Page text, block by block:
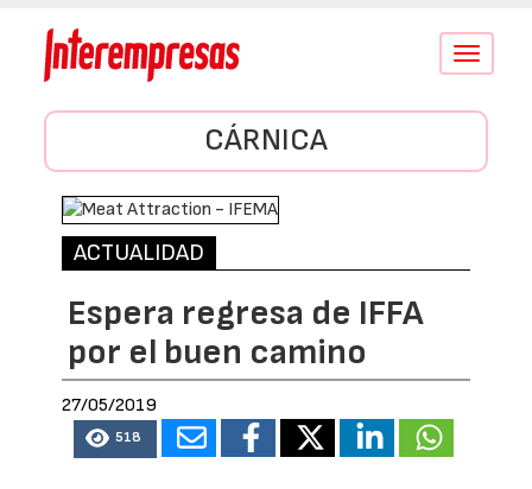
Conmutar
CÁRNICA
ACTUALIDAD
Espera regresa de IFFA
por el buen camino
27/05/2019
518